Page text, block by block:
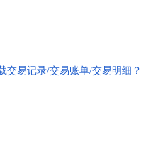
交易记录/交易账单/交易明细？